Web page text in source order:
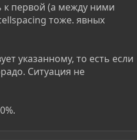
первой (а между ними
тоже. явных
указанному, то есть если
Ситуация не